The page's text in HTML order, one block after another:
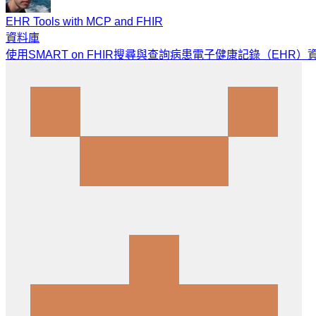
EHR Tools with MCP and FHIR
資料庫
使用SMART on FHIR搜尋與查詢病患電子健康記錄（EHR）